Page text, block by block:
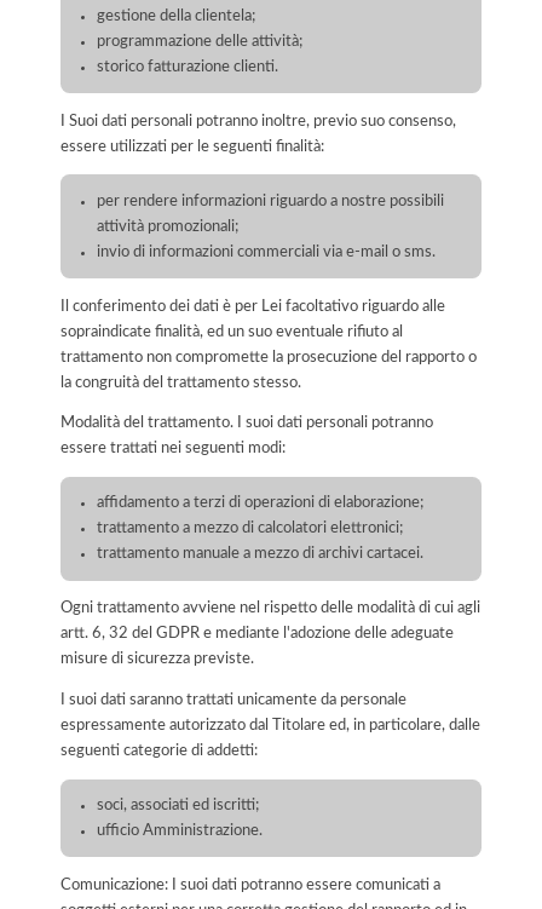
gestione della clientela;
programmazione delle attività;
storico fatturazione clienti.
I Suoi dati personali potranno inoltre, previo suo consenso,
essere utilizzati per le seguenti finalità:
per rendere informazioni riguardo a nostre possibili
attività promozionali;
invio di informazioni commerciali via e-mail o sms.
Il conferimento dei dati è per Lei facoltativo riguardo alle
sopraindicate finalità, ed un suo eventuale rifiuto al
trattamento non compromette la prosecuzione del rapporto o
la congruità del trattamento stesso.
Modalità del trattamento. I suoi dati personali potranno
essere trattati nei seguenti modi:
affidamento a terzi di operazioni di elaborazione;
trattamento a mezzo di calcolatori elettronici;
trattamento manuale a mezzo di archivi cartacei.
Ogni trattamento avviene nel rispetto delle modalità di cui agli
artt. 6, 32 del GDPR e mediante l'adozione delle adeguate
misure di sicurezza previste.
I suoi dati saranno trattati unicamente da personale
espressamente autorizzato dal Titolare ed, in particolare, dalle
seguenti categorie di addetti:
soci, associati ed iscritti;
ufficio Amministrazione.
Comunicazione: I suoi dati potranno essere comunicati a